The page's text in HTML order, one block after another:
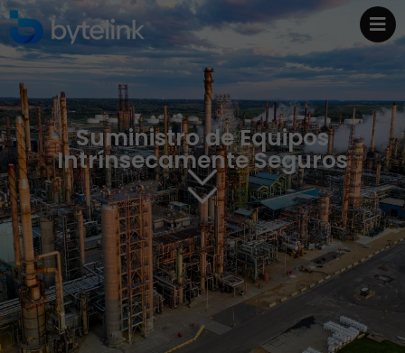
Suministro de Equipos
Intrínsecamente Seguros